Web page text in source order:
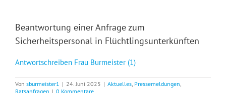
Beantwortung einer Anfrage zum
Sicherheitspersonal in Flüchtlingsunterkünften
Antwortschreiben Frau Burmeister (1)
Von sburmeister1 | 24. Juni 2025 | Aktuelles Pressemeldungen
Ratsanfragen | 0 Kommentare